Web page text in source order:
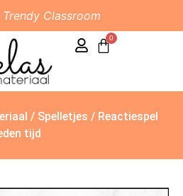
Classroom
0
/ Spelletjes / Reactiespel
tijd